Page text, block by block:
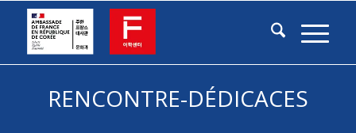
RENCONTRE-DÉDICACES